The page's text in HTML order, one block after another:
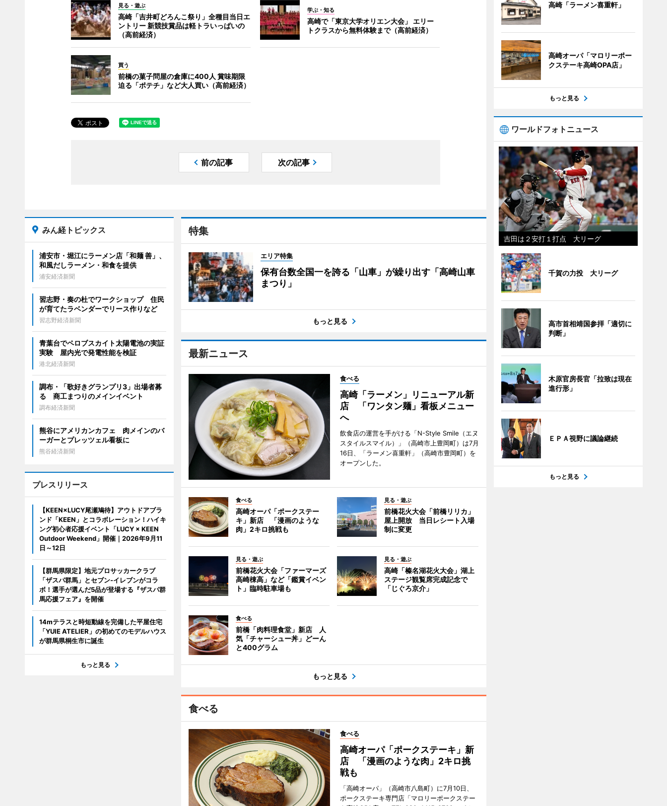
見る・遊ぶ
高崎「吉井町どろんこ祭り」全種目当日エ
ントリー 新競技賞品は軽トラいっぱいの
（高前経済）
学ぶ・知る
高崎で「東京大学オリエン大会」 エリー
トクラスから無料体験まで（高前経済）
買う
前橋の菓子問屋の倉庫に400人 賞味期限
迫る「ポテチ」など大人買い（高前経済）
前の記事 次の記事
特集
エリア特集
保有台数全国一を誇る「山車」が繰り出す「高崎山車
まつり」
もっと見る
最新ニュース
食べる
高崎「ラーメン」リニューアル新
店 「ワンタン麺」看板メニュー
へ
飲食店の運営を手がける「N-Style Smile（エヌ
スタイルスマイル）」（高崎市上豊岡町）は7月
16日、「ラーメン喜重軒」（高崎市豊岡町）を
オープンした。
食べる
高崎オーパ「ポークステー
キ」新店 「漫画のような
肉」2キロ挑戦も
見る・遊ぶ
前橋花火大会「前橋リリカ」
屋上開放 当日レシート入場
制に変更
見る・遊ぶ
前橋花火大会「ファーマーズ
高崎棟高」など「鑑賞イベン
ト」臨時駐車場も
見る・遊ぶ
高崎「榛名湖花火大会」湖上
ステージ観覧席完成記念で
「じぐろ京介」
食べる
前橋「肉料理食堂」新店 人
気「チャーシュー丼」どーん
と400グラム
もっと見る
食べる
食べる
高崎オーパ「ポークステーキ」新
店 「漫画のような肉」2キロ挑
戦も
「高崎オーパ」（高崎市八島町）に7月10日、
ポークステーキ専門店「マロリーポークステー
みん経トピックス
浦安市・堀江にラーメン店「和麺 善」、
和風だしラーメン・和食を提供
浦安経済新聞
習志野・奏の杜でワークショップ 住民
が育てたラベンダーでリース作りなど
習志野経済新聞
青葉台でペロブスカイト太陽電池の実証
実験 屋内光で発電性能を検証
港北経済新聞
調布・「歌好きグランプリ3」出場者募
る 商工まつりのメインイベント
調布経済新聞
熊谷にアメリカンカフェ 肉メインのバ
ーガーとプレッツェル看板に
熊谷経済新聞
プレスリリース
【KEEN×LUCY尾瀬鳩待】アウトドアブラ
ンド「KEEN」とコラボレーション！ハイキ
ング初心者応援イベント「LUCY × KEEN
Outdoor Weekend」開催｜2026年9月11
日～12日
【群馬県限定】地元プロサッカークラブ
「ザスパ群馬」とセブン‐イレブンがコラ
ボ！選手が選んだ5品が登場する『ザスパ群
馬応援フェア』を開催
14mテラスと時短動線を完備した平屋住宅
「YUIE ATELIER」の初めてのモデルハウス
が群馬県桐生市に誕生
もっと見る
高崎「ラーメン喜重軒」
高崎オーパ「マロリーポー
クステーキ高崎OPA店」
もっと見る
ワールドフォトニュース
吉田は２安打１打点 大リーグ
千賀の力投 大リーグ
高市首相靖国参拝「適切に
判断」
木原官房長官「拉致は現在
進行形」
ＥＰＡ視野に議論継続
もっと見る